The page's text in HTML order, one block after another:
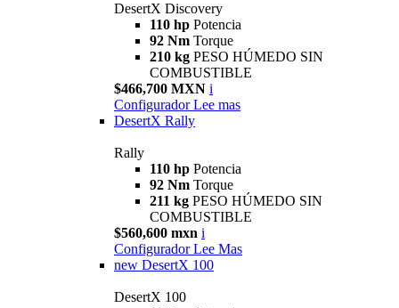
DesertX Discovery
110 hp Potencia
92 Nm Torque
210 kg PESO HÚMEDO SIN
COMBUSTIBLE
$466,700 MXN i
Configurador Lee mas
DesertX Rally
Rally
110 hp Potencia
92 Nm Torque
211 kg PESO HÚMEDO SIN
COMBUSTIBLE
$560,600 mxn i
Configurador Lee Mas
new DesertX 100
DesertX 100